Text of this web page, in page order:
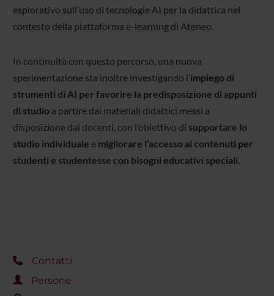
esplorativo sull’uso di tecnologie AI per la didattica nel
contesto della piattaforma e-learning di Ateneo.
In continuità con questo percorso, una nuova
sperimentazione sta inoltre investigando l’impiego di
strumenti di AI per favorire la predisposizione di appunti
di studioa partire dai materiali didattici messi a
disposizione dai docenti, con l’obiettivo di supportare lo
studio individuale e migliorare l’accesso ai contenuti per
studenti e studentesse con bisogni educativi speciali.
Contatti
Persone